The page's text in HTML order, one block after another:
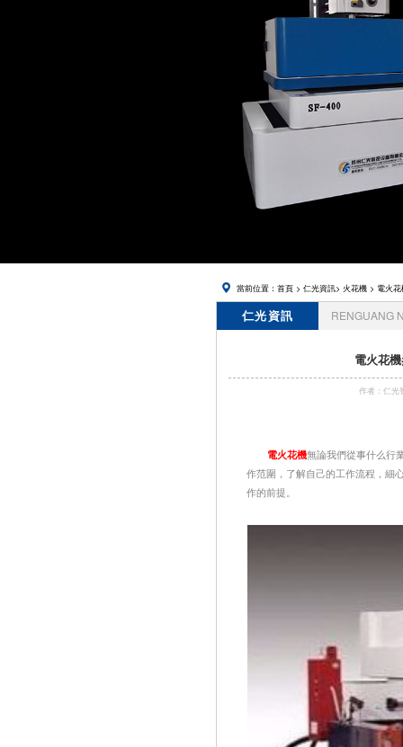
當前位置： 首頁> 仁光資訊> 火花機> 電火花
仁光資訊 RENGUANG
電火花
作者：仁光
電火花機無論我們從事什么行
作范圍，了解自己的工作流程，細
作的前提。